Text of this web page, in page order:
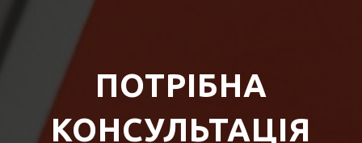
ПОТРІБНА
КОНСУЛЬТАЦІЯ